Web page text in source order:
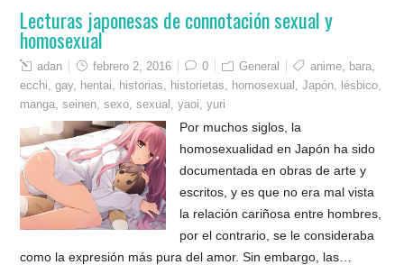
Lecturas japonesas de connotación sexual y
homosexual
adan febrero 2, 2016 0 General anime bara
ecchi ,gay, hentai historias historietas homosexual ,Japón lésbico
manga ,seinen ,sexo ,sexual ,yaoi ,yuri
Por muchos siglos, la
homosexualidad en Japón ha sido
documentada en obras de arte y
escritos, y es que no era mal vista
la relación cariñosa entre hombres,
por el contrario, se le consideraba
como la expresión más pura del amor. Sin embargo, las…